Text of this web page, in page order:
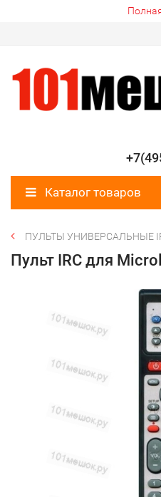
Каталог товаров
ПУЛЬТЫ УНИВЕРСАЛЬНЫЕ
Пульт IRC для